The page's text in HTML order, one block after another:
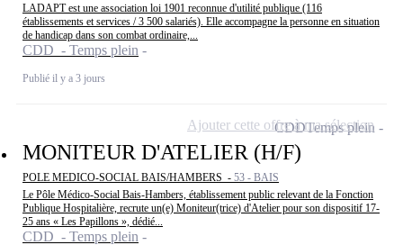
LADAPT est une association loi 1901 reconnue d'utilité publique (116
établissements et services / 3 500 salariés). Elle accompagne la personne en situation
de handicap dans son combat ordinaire,...
CDD - Temps plein
Publié il y a 3 jours
MONITEUR D'ATELIER (H/F)
POLE MEDICO-SOCIAL BAIS/HAMBERS - 53 - BAIS
Le Pôle Médico-Social Bais-Hambers, établissement public relevant de la Fonction
Publique Hospitalière, recrute un(e) Moniteur(trice) d'Atelier pour son dispositif 17-
25 ans « Les Papillons », dédié...
CDD - Temps plein
CDDTemps plein
Ajouter cette offre à ma sélection